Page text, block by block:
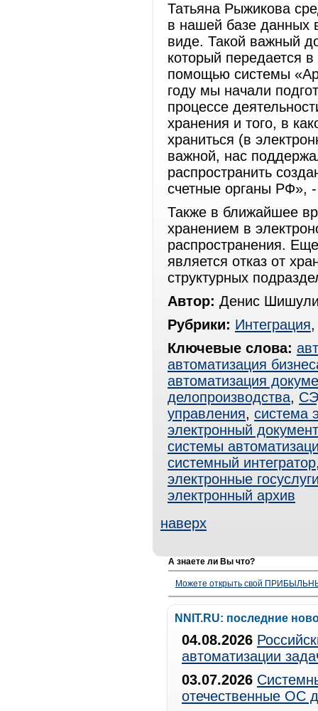
Татьяна Рыжикова
в нашей базе данных
виде. Такой важный
который передается
помощью системы
году мы начали
процессе
хранения и того, в
храниться (в
важной, нас
распространить
счетные органы РФ»,
Также в ближайшее
хранением в
распространения.
является отказ от
структурных
Автор: Денис
Рубрики: Интеграция
Ключевые слова:
автоматизация
автоматизация
делопроизводства,
управления, система
электронный
системы
системный интегратор
электронные
электронный архив
наверх
А знаете ли Вы что?
Можете открыть свой
NNIT.RU: последние
04.08.2026
автоматизации
03.07.2026
отечественные ОС